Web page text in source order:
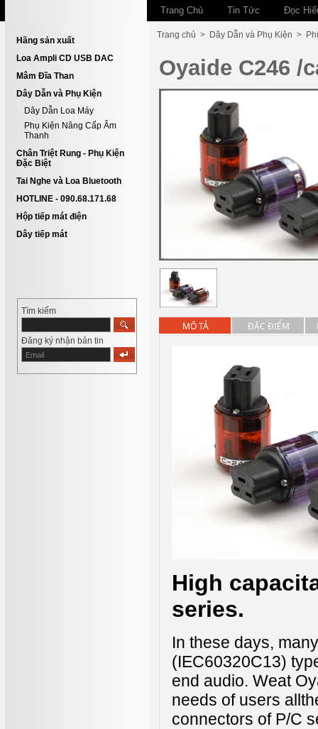
Trang Chủ Tin Tức Đọc
Hãng sản xuất
Loa Ampli CD USB DAC
Mâm Đĩa Than
Dây Dẫn và Phụ Kiện
Dây Dẫn Loa Máy
Phụ Kiện Nâng Cấp Âm
Thanh
Chân Triệt Rung - Phụ Kiện
Đặc Biệt
Tai Nghe và Loa Bluetooth
HOTLINE - 090.68.171.68
Hộp tiếp mát điện
Dây tiếp mát
Tìm kiếm
Đăng ký nhận bản tin
Trang chủ > Dây Dẫn và Phụ Kiện >
Oyaide C246 /
MÔ TẢ ĐẶC ĐIỂM
High
series.
In these days,
(IEC60320C13)
end audio. Weat
needs of users
connectors of P/C